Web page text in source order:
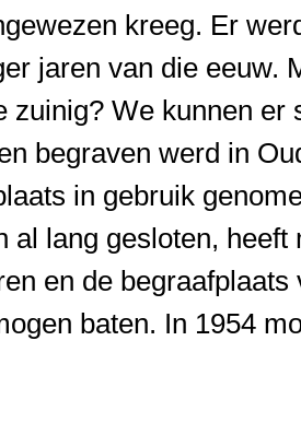
kreeg. Er
jaren van die eeuw.
zuinig? We kunnen
begraven werd in
in gebruik
al lang gesloten,
en de
baten. In 1954